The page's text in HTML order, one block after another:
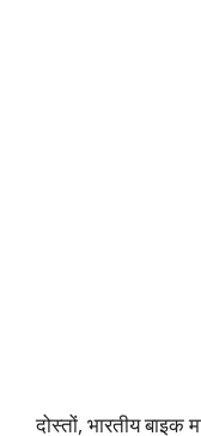
दोस्तों, भारतीय बाइक